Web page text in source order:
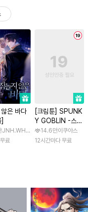
나츠
은 바다
JNH.WH Studio / Lasso
료
[크림툰] SPUNK
Y GOBLIN -스펑
키 고블린- [스크
롤]
14.6만이쿠야스
12시간마다 무료